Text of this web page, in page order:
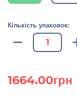
Кількість упаковок:
1664.00грн